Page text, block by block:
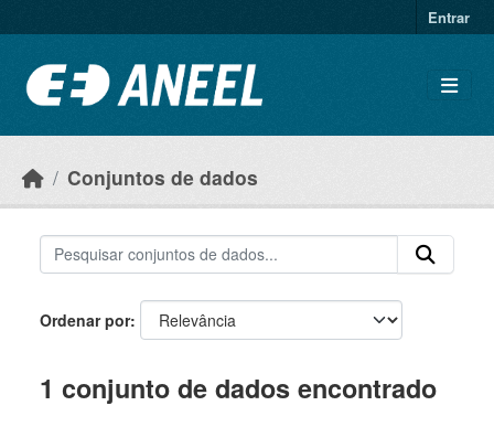
Entrar
Conjuntos de dados
Ordenar por
1 conjunto de dados encontrado